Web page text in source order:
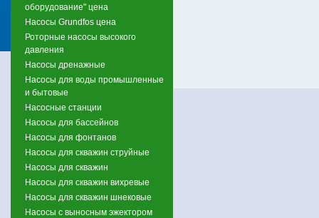
оборудование" цена
Насосы Grundfos цена
Роторные насосы высокого
давления
Насосы дренажные
Насосы для воды промышленные
и бытовые
Насосные станции
Насосы для бассейнов
Насосы для фонтанов
Насосы для скважин струйные
Насосы для скважин
Насосы для скважин вихревые
Насосы для скважин шнековые
Насосы с выносным эжектором